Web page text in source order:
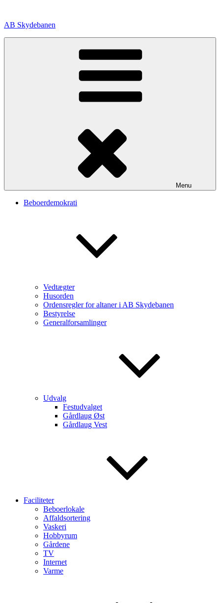
indhold
AB Skydebanen
Menu
Beboerdemokrati
Vedtægter
Husorden
Ordensregler for altaner i AB Skydebanen
Bestyrelse
Generalforsamlinger
Udvalg
Festudvalget
Gårdlaug Øst
Gårdlaug Vest
Faciliteter
Beboerlokale
Affaldsortering
Vaskeri
Hobbyrum
Gårdene
TV
Internet
Varme